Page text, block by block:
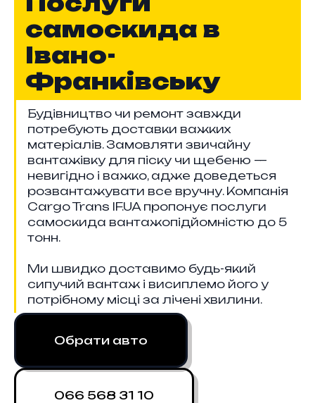
самоскида в
Івано-
Франківську
Будівництво чи ремонт завжди
потребують доставки важких
матеріалів. Замовляти звичайну
вантажівку для піску чи щебеню —
невигідно і важко, адже доведеться
розвантажувати все вручну. Компанія
Cargo Trans IF.UA пропонує послуги
самоскида вантажопідйомністю до 5
тонн.
Ми швидко доставимо будь-який
сипучий вантаж і висиплемо його у
потрібному місці за лічені хвилини.
Обрати авто
066 568 31 10